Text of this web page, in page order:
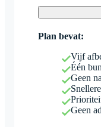
Plan bevat:
Vijf
Één
Geen
Geen